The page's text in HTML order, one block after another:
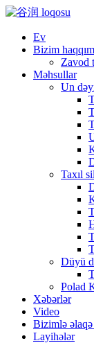
Ev
Bizim
Zavod
Məhsullar
Un
Taxıl
Düyü
Polad
Xəbərlər
Video
Bizimlə əlaqə
Layihələr